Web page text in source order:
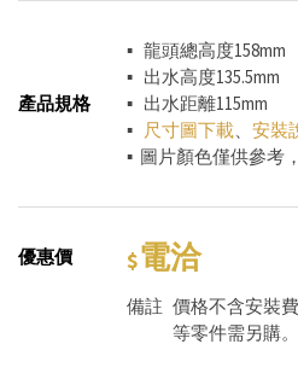
產品規格
▪ 龍頭總高度158mm
▪ 出水高度135.5mm
▪ 出水距離115mm
▪ 尺寸圖下載、 安裝
▪ 圖片顏色僅供參考
優惠價 電洽
備註 價格不含安裝
等零件需另購。